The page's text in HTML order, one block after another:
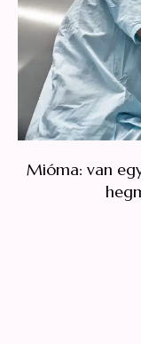
Mióma: van